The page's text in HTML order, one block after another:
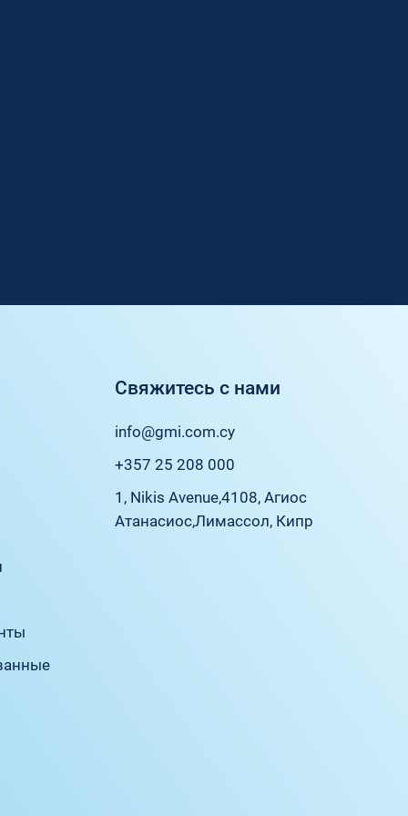
Свяжитесь с нами
info@gmi.com.cy
+357 25 208 000
1, Nikis Avenue,4108, Агиос
Атанасиос,Лимассол, Кипр